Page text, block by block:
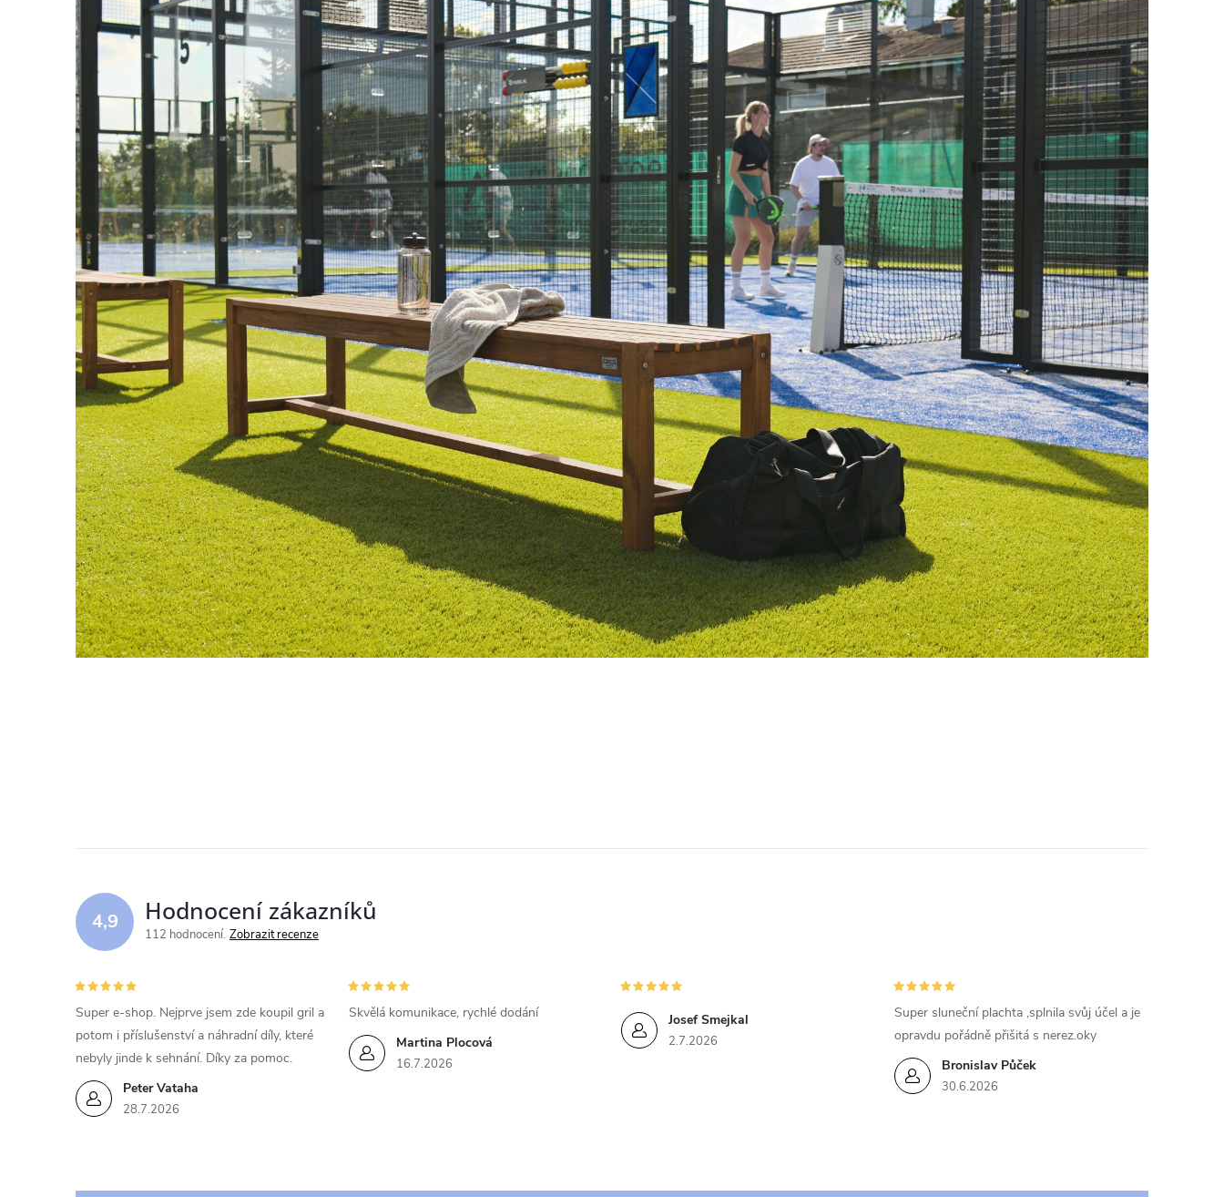
4,9 Hodnocení zákazníků
112 hodnocení Zobrazit recenze
Peter Vataha
28.7.2026
Super e-shop. Nejprve jsem zde koupil gril a
potom i příslušenství a náhradní díly, které
nebyly jinde k sehnání. Díky za pomoc.
Martina Plocová
16.7.2026
Skvělá komunikace, rychlé dodání Josef Smejkal
2.7.2026
Bronislav Půček
30.6.2026
Super sluneční plachta ,splnila svůj účel a je
opravdu pořádně přišitá s nerez.oky